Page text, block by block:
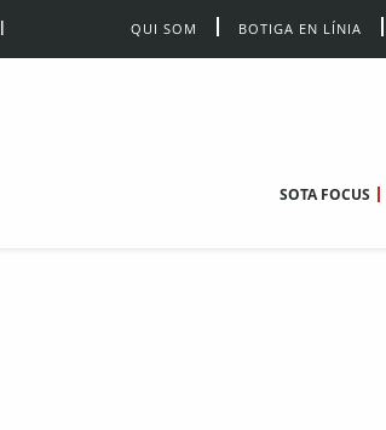
QUI SOM BOTIGA EN LÍNIA
SOTA FOCUS